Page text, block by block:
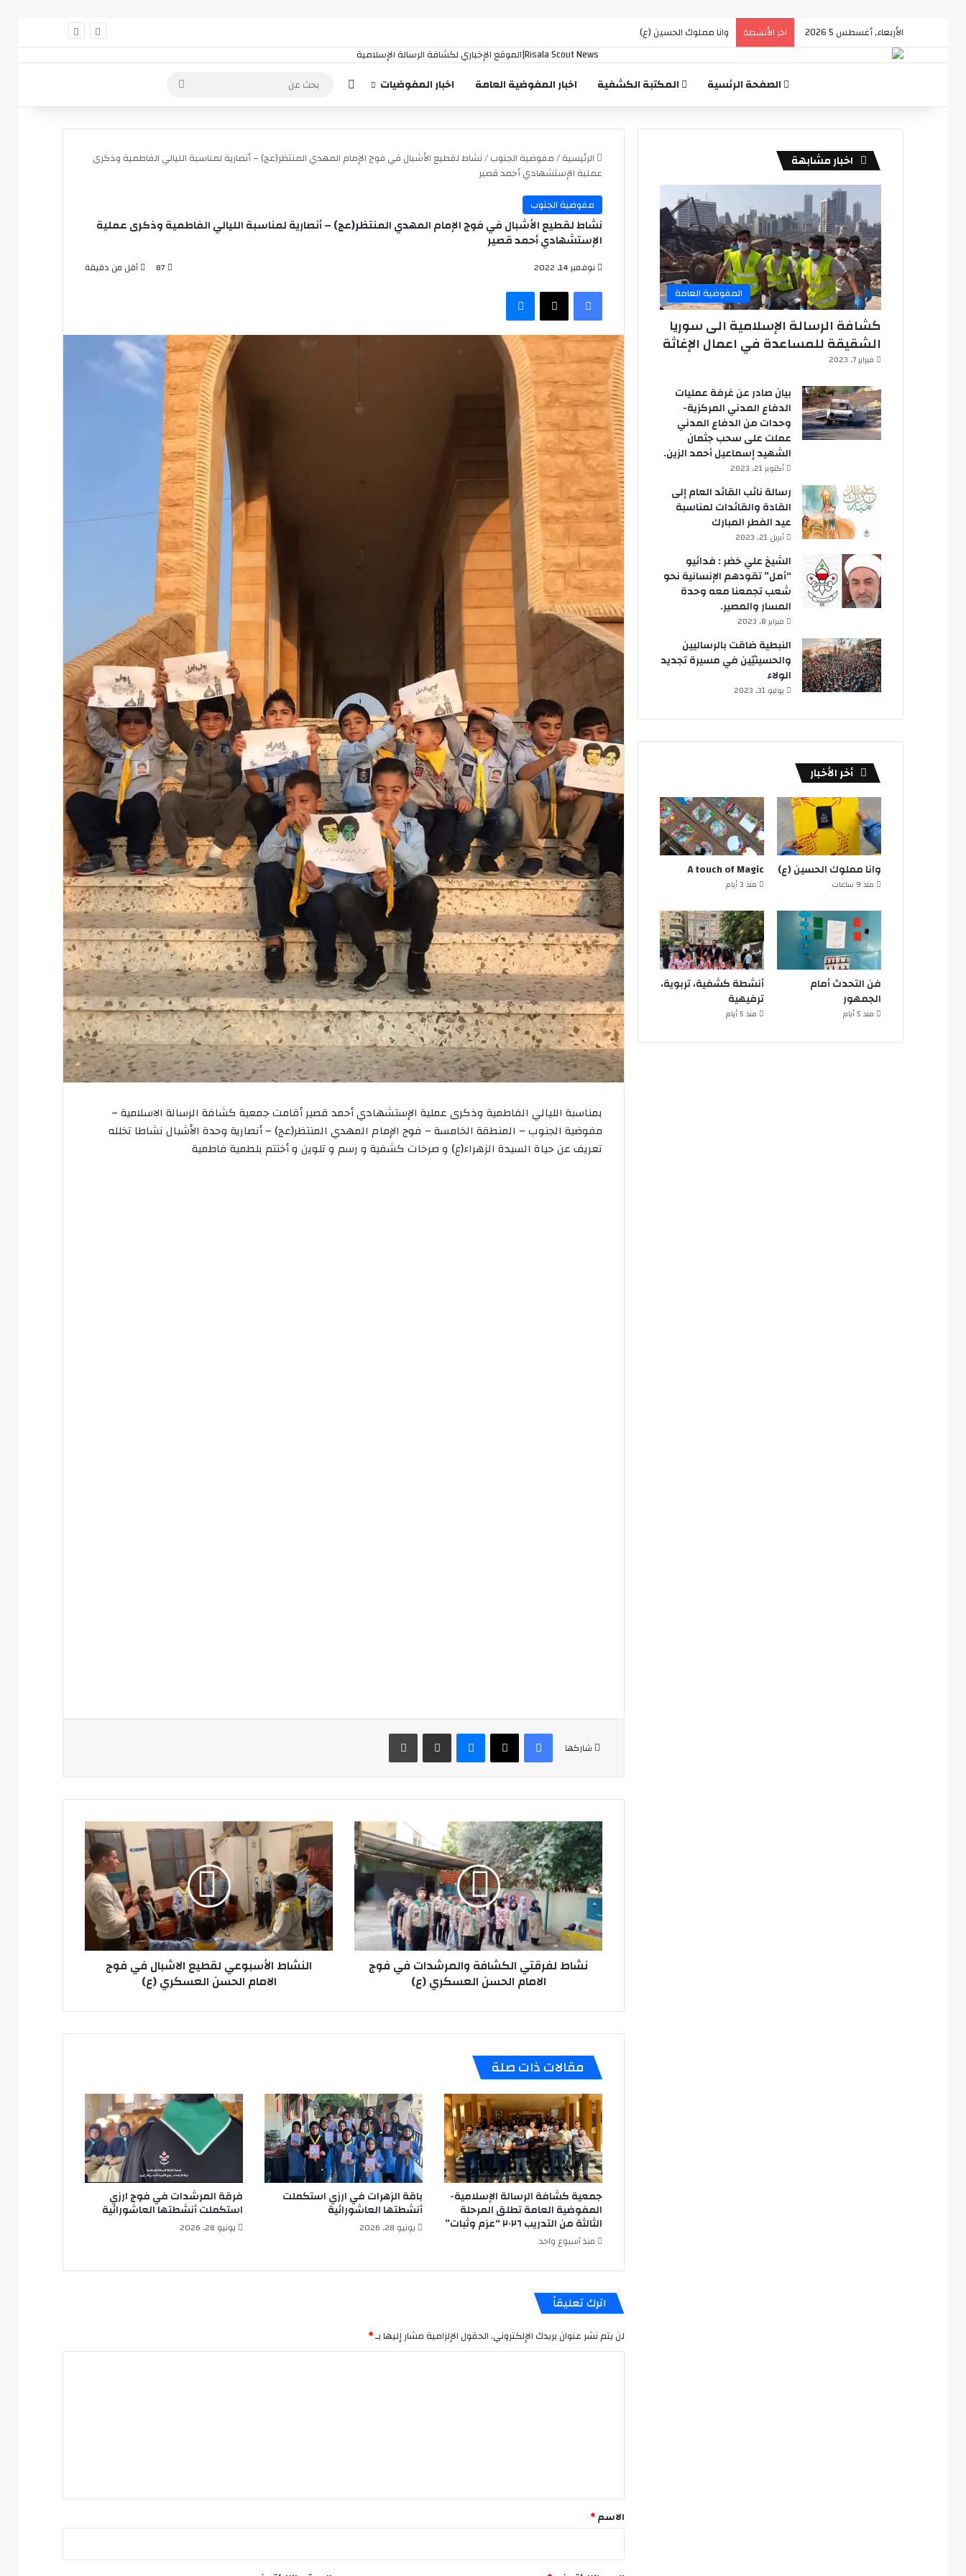
الأربعاء, أغسطس 5 2026 اخر الأنشطة A touch of Magic
الصفحة الرئسية المكتبة الكشفية اخبار المفوضية العامة اخبار المفوضيات إضافة عمود جانبي
عن
الرئيسية/مفوضية الجنوب/نشاط لقطيع الأشبال في فوج الإمام المهدي المنتظر(عج) – أنصارية لمناسبة الليالي الفاطمية وذكرى
عملية الإستشهادي أحمد قصير
مفوضية الجنوب
نشاط لقطيع الأشبال في فوج الإمام المهدي المنتظر(عج) – أنصارية لمناسبة الليالي الفاطمية وذكرى عملية
الإستشهادي أحمد قصير
نوفمبر 14, 2022 87 أقل من دقيقة
فيسبوك
‫X ماسنجر
بمناسبة الليالي الفاطمية وذكرى عملية الإستشهادي أحمد قصير أقامت جمعية كشافة الرسالة الاسلامية –
مفوضية الجنوب – المنطقة الخامسة – فوج الإمام المهدي المنتظر(عج) – أنصارية وحدة الأشبال نشاطا تخلله
تعريف عن حياة السيدة الزهراء(ع) و صرخات كشفية و رسم و تلوين و أختتم بلطمية فاطمية
شاركها
فيسبوك
‫X ماسنجر مشاركة عبر البريد طباعة
نشاط
لفرقتي
الكشافة
والمرشدات
في
فوج
الامام
الحسن
العسكري
نشاط لفرقتي الكشافة والمرشدات في فوج
الامام الحسن العسكري (ع)
النشاط
الأسبوعي
لقطيع
الاشبال
في
فوج
الامام
الحسن
العسكري
النشاط الأسبوعي لقطيع الاشبال في فوج
الامام الحسن العسكري (ع)
مقالات ذات صلة
جمعية كشافة الرسالة الإسلامية-
المفوضية العامة تطلق المرحلة
الثالثة من التدريب ٢٠٢٦ “عزم وثبات”
منذ أسبوع واحد
باقة الزهرات في ارزي استكملت
أنشطتها العاشورائية
يونيو 28, 2026
فرقة المرشدات في فوج ارزي
استكملت أنشطتها العاشورائية
يونيو 28, 2026
اترك تعليقاً
لن يتم نشر عنوان بريدك الإلكتروني.الحقول الإلزامية مشار إليها بـ*
*
الاسم*
اخبار مشابهة
المفوضية العامة
كشافة الرسالة الإسلامية الى سوريا
الشقيقة للمساعدة في اعمال الإغاثة
فبراير 7, 2023
بيان صادر عن غرفة عمليات
الدفاع المدني المركزية-
وحدات من الدفاع المدني
عملت على سحب جثمان
الشهيد إسماعيل أحمد الزين.
أكتوبر 21, 2023
رسالة نائب القائد العام إلى
القادة والقائدات لمناسبة
عيد الفطر المبارك
أبريل 21, 2023
الشيخ علي خضر : فدائيو
“أمل” تقودهم الإنسانية نحو
شعب تجمعنا معه وحدة
المسار والمصير.
فبراير 8, 2023
النبطية ضاقت بالرساليين
والحسينيّين في مسيرة تجديد
الولاء
يوليو 31, 2023
أخر الأخبار
وانا مملوك الحسين (ع)
منذ 9 ساعات
A touch of Magic
منذ 3 أيام
فن التحدث أمام
الجمهور
منذ 5 أيام
أنشطة كشفية، تربوية،
ترفيهية
منذ 5 أيام